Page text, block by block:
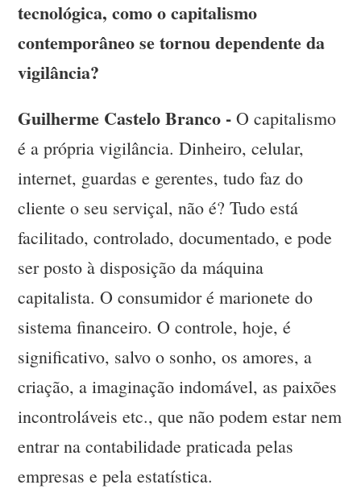
tecnológica, como o capitalismo
contemporâneo se tornou dependente da
vigilância?
Guilherme Castelo Branco -O capitalismo
é a própria vigilância. Dinheiro, celular,
internet, guardas e gerentes, tudo faz do
cliente o seu serviçal, não é? Tudo está
facilitado, controlado, documentado, e pode
ser posto à disposição da máquina
capitalista. O consumidor é marionete do
sistema financeiro. O controle, hoje, é
significativo, salvo o sonho, os amores, a
criação, a imaginação indomável, as paixões
incontroláveis etc., que não podem estar nem
entrar na contabilidade praticada pelas
empresas e pela estatística.